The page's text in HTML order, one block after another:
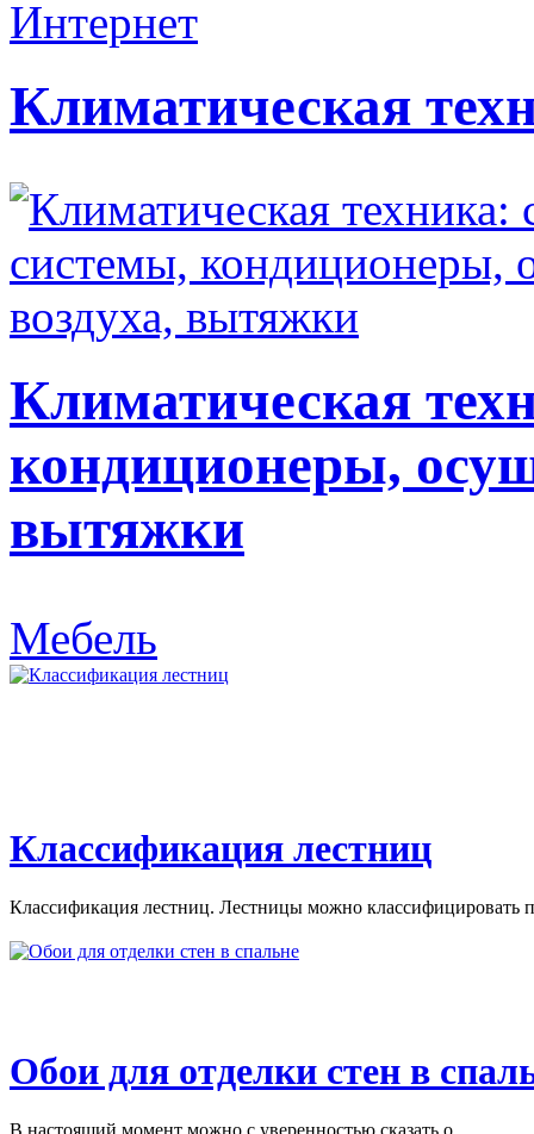
Климатическая
Климатическая
кондиционеры,
вытяжки
Мебель
Классификация лестниц
Классификация лестниц. Лестницы можно классифицировать
Обои для отделки стен в
В настоящий момент можно с уверенностью сказать о...